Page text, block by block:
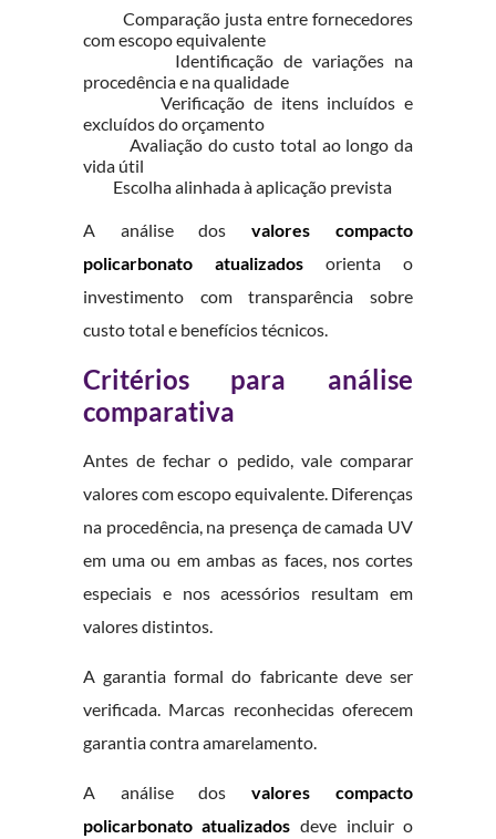
Comparação justa entre fornecedores
com escopo equivalente
Identificação de variações na
procedência e na qualidade
Verificação de itens incluídos e
excluídos do orçamento
Avaliação do custo total ao longo da
vida útil
Escolha alinhada à aplicação prevista
A análise dosvalores compacto
policarbonato atualizadosorienta o
investimento com transparência sobre
custo total e benefícios técnicos.
Critérios para análise
comparativa
Antes de fechar o pedido, vale comparar
valores com escopo equivalente. Diferenças
na procedência, na presença de camada UV
em uma ou em ambas as faces, nos cortes
especiais e nos acessórios resultam em
valores distintos.
A garantia formal do fabricante deve ser
verificada. Marcas reconhecidas oferecem
garantia contra amarelamento.
A análise dosvalores compacto
policarbonato atualizados deve incluir o